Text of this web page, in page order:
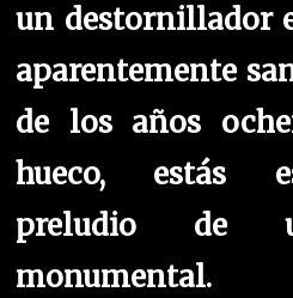
un destornillador
aparentemente
de los años
hueco, estás
preludio de
monumental.